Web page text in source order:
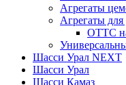
Агрегаты
Агрегаты
ОТТС
Шасси Урал NEXT
Шасси Урал
Шасси Камаз